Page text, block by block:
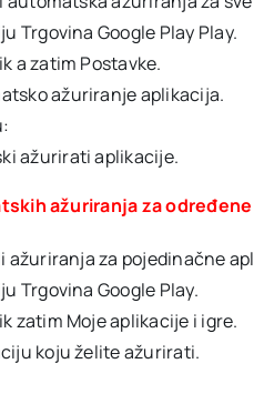
Trgovina Google Play Play.
a zatim Postavke.
ažuriranje aplikacija.
ažurirati aplikacije.
ažuriranja za
ažuriranja za pojedinačne
Trgovina Google Play.
zatim Moje aplikacije i igre.
koju želite ažurirati.